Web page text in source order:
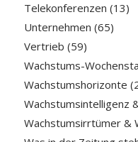
Telekonferenzen (13)
Unternehmen (65)
Vertrieb (59)
Wachstums-
Wachstumshorizonte
Wachstumsintelligenz
Wachstumsirrtümer &